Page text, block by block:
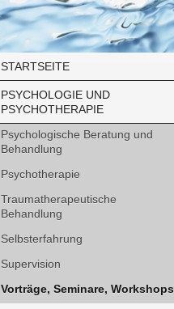
STARTSEITE
PSYCHOLOGIE UND
PSYCHOTHERAPIE
Psychologische Beratung und
Behandlung
Psychotherapie
Traumatherapeutische
Behandlung
Selbsterfahrung
Supervision
Vorträge, Seminare, Workshops